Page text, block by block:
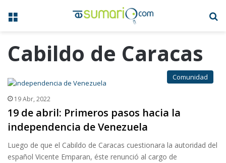
Menú
Cabildo de Caracas
Comunidad
19 Abr, 2022
19 de abril: Primeros pasos hacia la
independencia de Venezuela
Luego de que el Cabildo de Caracas cuestionara la autoridad del
español Vicente Emparan, éste renunció al cargo de